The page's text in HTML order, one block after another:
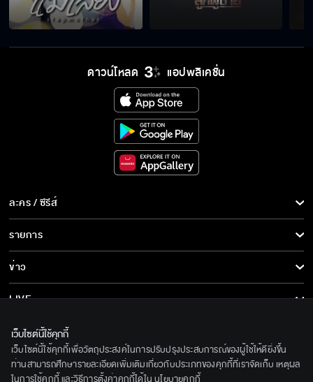
ดาวน์โหลด แอปพลิเคชั่น
ละคร / ซีรีส์
ละคร/ซีรีส์
ซีรีส์นานาชาติ
การ์ตูน & เกม
รายการ
รายการทั้งหมด
ข่าว
ข่าวทั้งหมด
ข่าวประชาสัมพันธ์
LIVE
เกี่ยวกับเรา
BEC World
ติดตามเราได้ที่
เว็บไซต์นี้ใช้คุกกี้
เว็บไซต์นี้ใช้คุกกี้เพื่อวัตถุประสงค์ในการปรับปรุงประสบการณ์ของผู้ใช้ให้ดียิ่งขึ้น
ท่านสามารถศึกษารายละเอียดเพิ่มเติมเกี่ยวกับประเภทของคุกกี้ที่เราจัดเก็บ เหตุผล
ในการใช้คุกกี้ และวิธีการตั้งค่าคุกกี้ได้ใน นโยบายคุกกี้